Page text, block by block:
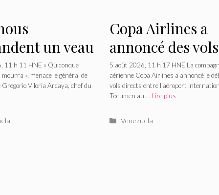
de santé
un veau
dollars » :
de
augmente
11 h 11 HNE « Quiconque
», menace le général de
Gregorio Viloria Arcaya, chef du
Copa Airlines a
annoncé des vols
directs vers l'Isla
Margarita
vénézuélienne à
partir de
5 août 2026, 11 h 17 HNE La
aérienne Copa Airlines a annoncé le
vols directs entre l'aéroport
Tocumen au … Lire plus
Catégories
Venezuela